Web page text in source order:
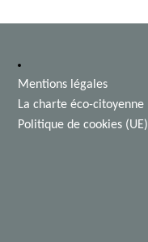
Mentions légales
La charte éco-citoyenne
Politique de cookies (UE)